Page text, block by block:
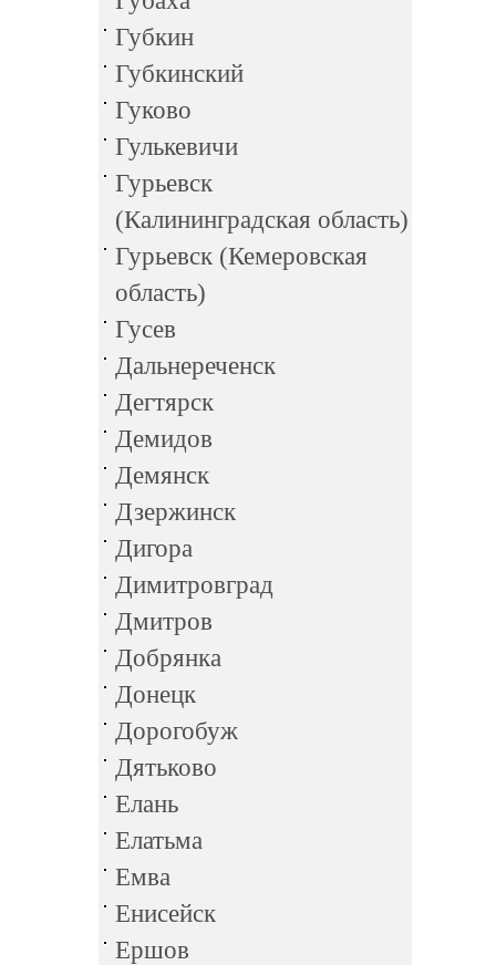
Губкин
Губкинский
Гуково
Гулькевичи
Гурьевск
(Калининградская область)
Гурьевск (Кемеровская
область)
Гусев
Дальнереченск
Дегтярск
Демидов
Демянск
Дзержинск
Дигора
Димитровград
Дмитров
Добрянка
Донецк
Дорогобуж
Дятьково
Елань
Елатьма
Емва
Енисейск
Ершов